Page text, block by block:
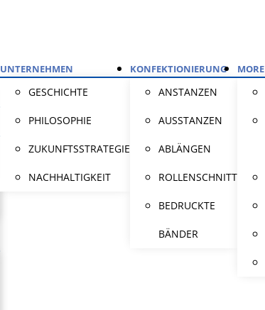
UNTERNEHMEN
GESCHICHTE
PHILOSOPHIE
ZUKUNFTSSTRATEGIE
NACHHALTIGKEIT
KONFEKTIONIERUNG
ANSTANZEN
AUSSTANZEN
ABLÄNGEN
ROLLENSCHNITT
BEDRUCKTE
BÄNDER
MORE